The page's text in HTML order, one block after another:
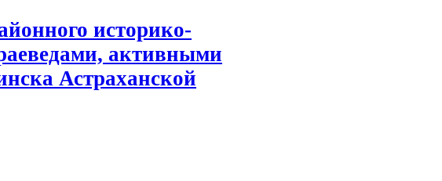
историко-
активными
Астраханской